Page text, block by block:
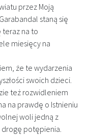
przez Moją
staną się
teraz na to
miesięcy na
że te wydarzenia
swoich dzieci.
też rozwidleniem
na prawdę o Istnieniu
woli jedną z
potępienia.